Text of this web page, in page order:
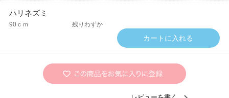
ハリネズミ
90ｃｍ 残りわずか